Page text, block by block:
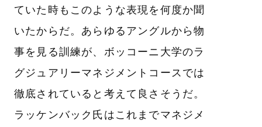
ていた時もこのような表現を何度か聞
いたからだ。あらゆるアングルから物
事を見る訓練が、ボッコーニ大学のラ
グジュアリーマネジメントコースでは
徹底されていると考えて良さそうだ。
ラッケンバック氏はこれまでマネジメ